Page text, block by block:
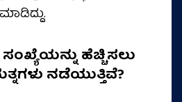
ಹೆಚ್ಚಿಸಲು
ನಡೆಯುತ್ತಿವೆ?